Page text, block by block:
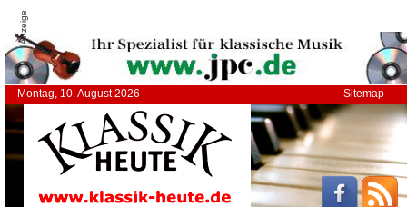
Anzeige
Montag, 10. August 2026 Sitemap